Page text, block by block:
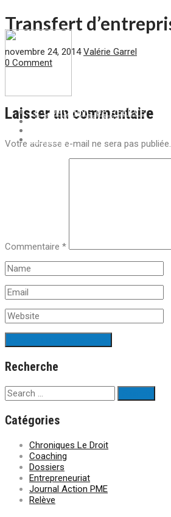
LE COACHING DE RELÈVE
LE PLAN DE RELÈVE
BLOGUE
Transfert
novembre 24, 2014 Valérie Garrel
0 Comment
Laisser un commentaire
Votre adresse e-mail ne sera pas publiée.
Commentaire *
Recherche
Catégories
Chroniques Le Droit
Coaching
Dossiers
Entrepreneuriat
Journal Action PME
Relève